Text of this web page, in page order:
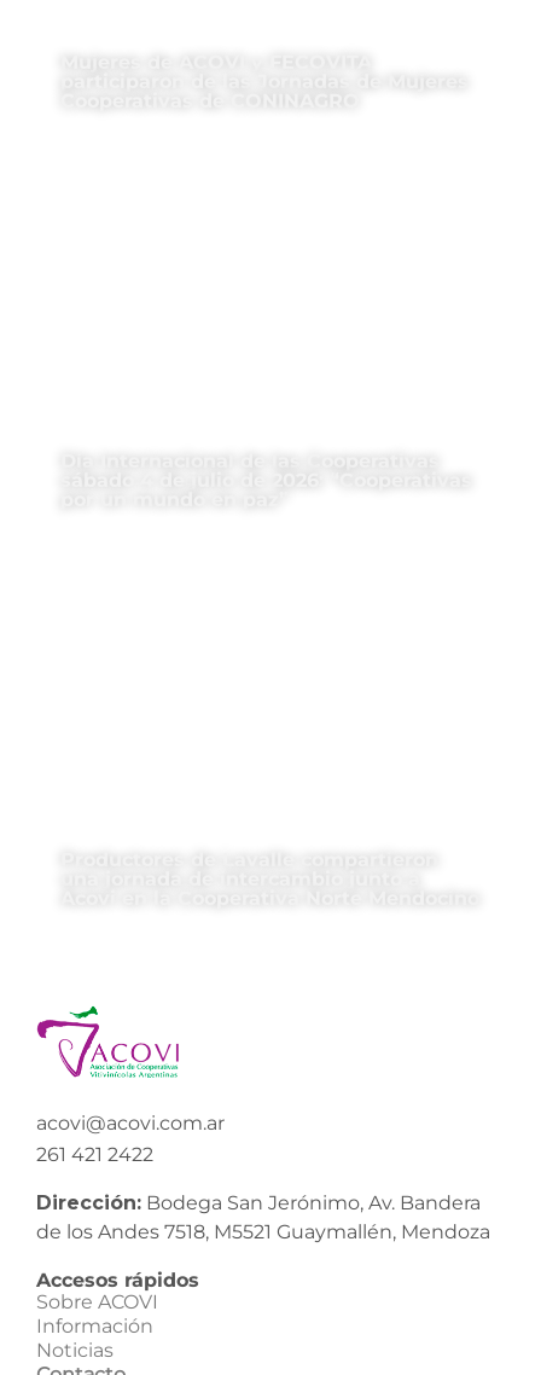
Día Internacional de las Cooperativas
acovi@acovi.com.ar
261 421 2422
Dirección: Bodega San Jerónimo, Av. Bandera
de los Andes 7518, M5521 Guaymallén, Mendoza
Accesos rápidos
Sobre ACOVI
Información
Noticias